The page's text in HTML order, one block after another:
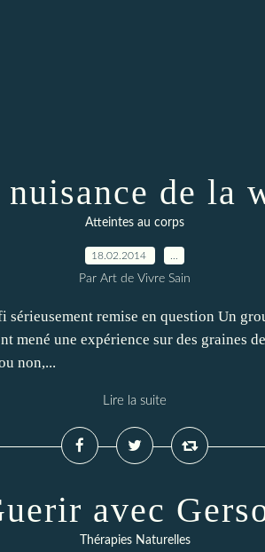
nuisance de la
Atteintes au corps
18.02.2014
Par Art de Vivre Sain
remise en question Un
mené une expérience sur des graines
non,...
Lire la suite
avec
Thérapies Naturelles